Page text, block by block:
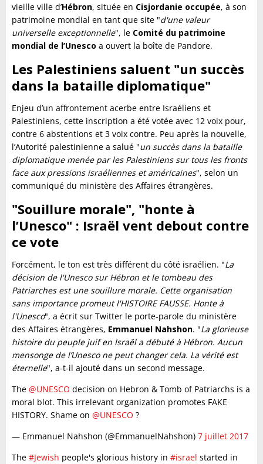
vieille ville d’Hébron, située en Cisjordanie occupée, à son
patrimoine mondial en tant que site "d'une valeur
universelle exceptionnelle", le Comité du patrimoine
mondial de l’Unesco a ouvert la boîte de Pandore.
Les Palestiniens saluent "un succès
dans la bataille diplomatique"
Enjeu d’un affrontement acerbe entre Israéliens et
Palestiniens, cette inscription a été votée avec 12 voix pour,
contre 6 abstentions et 3 voix contre. Peu après la nouvelle,
l’Autorité palestinienne a salué "un succès dans la bataille
diplomatique menée par les Palestiniens sur tous les fronts
face aux pressions israéliennes et américaines", selon un
communiqué du ministère des Affaires étrangères.
"Souillure morale", "honte à
l’Unesco" : Israël vent debout contre
ce vote
Forcément, le ton est très différent du côté israélien. "La
décision de l'Unesco sur Hébron et le tombeau des
Patriarches est une souillure morale. Cette organisation
sans importance promeut l'HISTOIRE FAUSSE. Honte à
l'Unesco", a écrit sur Twitter le porte-parole du ministère
des Affaires étrangères, Emmanuel Nahshon. "La glorieuse
histoire du peuple juif en Israël a débuté à Hébron. Aucun
mensonge de l’Unesco ne peut changer cela. La vérité est
éternelle", a-t-il ajouté dans un second message.
The @UNESCO decision on Hebron & Tomb of Patriarchs is a
moral blot. This irrelevant organization promotes FAKE
HISTORY. Shame on @UNESCO ?
— Emmanuel Nahshon (@EmmanuelNahshon) 7 juillet 2017
The #Jewish people's glorious history in #israel started in